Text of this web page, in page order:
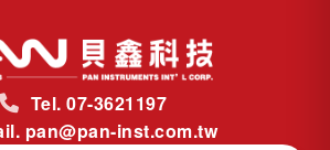
Tel. 07-3621197
pan@pan-inst.com.tw